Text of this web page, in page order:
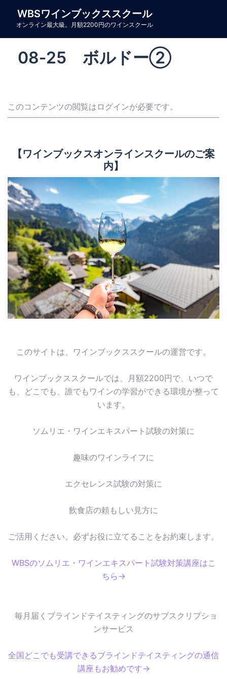
WBSワインブックススクール
オンライン最大級。月額2200円のワインスクール
08‐25 ボルドー②
このコンテンツの閲覧はログインが必要です。
【ワインブックスオンラインスクールのご案
内】
このサイトは、ワインブックススクールの運営です。
ワインブックススクールでは、月額2200円で、いつで
も、どこでも、誰でもワインの学習ができる環境が整って
います。
ソムリエ・ワインエキスパート試験の対策に
趣味のワインライフに
エクセレンス試験の対策に
飲食店の頼もしい見方に
ご活用ください。必ずお役に立てることをお約束します。
WBSのソムリエ・ワインエキスパート試験対策講座はこ
ちら→
毎月届くブラインドテイスティングのサブスクリプショ
ンサービス
全国どこでも受講できるブラインドテイスティングの通信
講座もお勧めです→